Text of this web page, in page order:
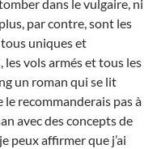
dans le vulgaire, ni
par contre, sont les
uniques et
vols armés et tous les
un roman qui se lit
recommanderais pas à
avec des concepts de
peux affirmer que j’ai